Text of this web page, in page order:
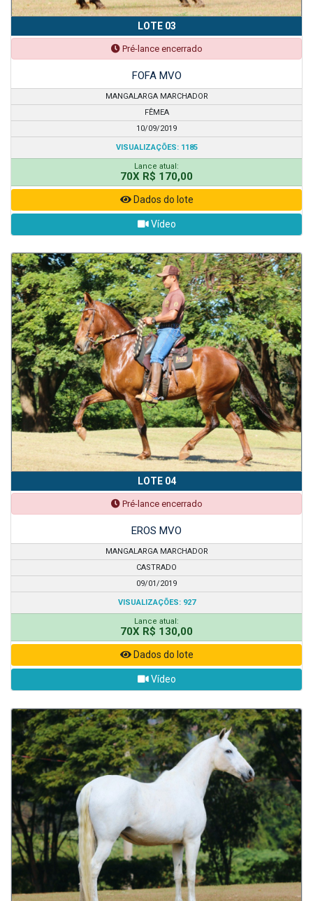
LOTE 03
Pré-lance encerrado
FOFA MVO
MANGALARGA MARCHADOR
FÊMEA
10/09/2019
VISUALIZAÇÕES: 1185
Lance atual:
70X R$ 170,00
Dados do lote
Vídeo
LOTE 04
Pré-lance encerrado
EROS MVO
MANGALARGA MARCHADOR
CASTRADO
09/01/2019
VISUALIZAÇÕES: 927
Lance atual:
70X R$ 130,00
Dados do lote
Vídeo